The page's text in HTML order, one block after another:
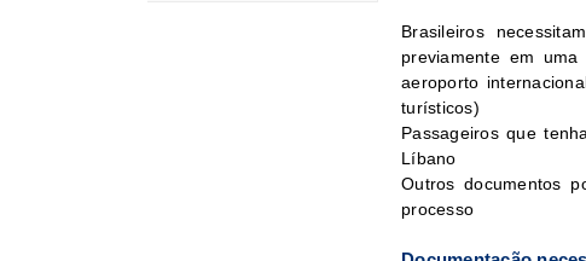
Brasileiros
previamente em
aeroporto
turísticos)
Passageiros que
Líbano
Outros documentos
processo